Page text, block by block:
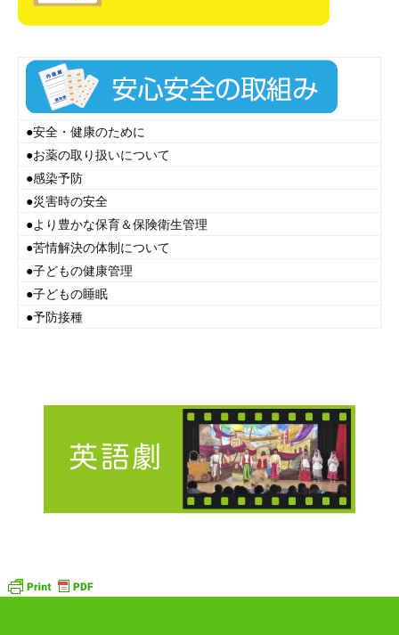
●安全・健康のために
●お薬の取り扱いについて
●感染予防
●災害時の安全
●より豊かな保育＆保険衛生管理
●苦情解決の体制について
●子どもの健康管理
●子どもの睡眠
●予防接種